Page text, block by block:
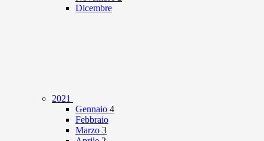
Dicembre
2021
Gennaio 4
Febbraio
Marzo 3